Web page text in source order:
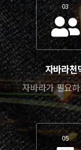
03
자바라천
자바라가 필요
05